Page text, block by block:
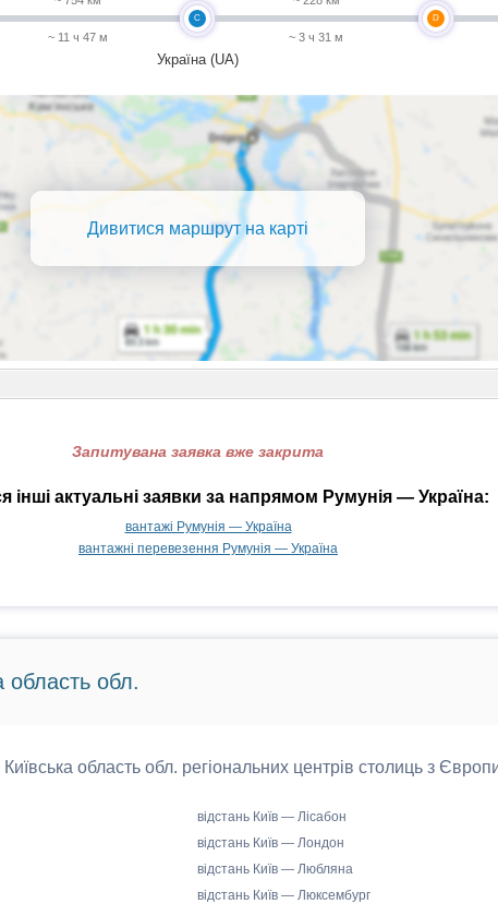
~ 11 ч 47 м
C
Україна (UA)
~ 3 ч 31 м
D
Дивитися маршрут на карті
Запитувана заявка вже закрита
інші актуальні заявки за напрямом Румунія — Україна:
вантажі Румунія — Україна
вантажні перевезення Румунія — Україна
область обл.
Київська область обл. регіональних центрів столиць з
відстань Київ — Лісабон
відстань Київ — Лондон
відстань Київ — Любляна
відстань Київ — Люксембург